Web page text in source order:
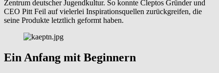
Zentrum deutscher Jugendkultur. So konnte Cleptos Gründer und
CEO Pitt Feil auf vielerlei Inspirationsquellen zurückgreifen, die
seine Produkte letztlich geformt haben.
Ein Anfang mit Beginnern